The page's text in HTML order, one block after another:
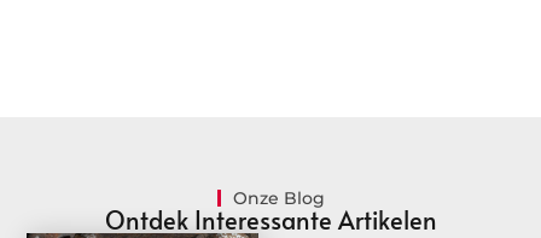
Onze Blog
Ontdek Interessante Artikelen